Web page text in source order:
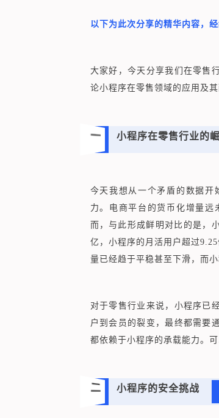
以下为此次分享的精华内容，
大家好，今天分享我们在零售
论小程序在零售领域的应用及
一 小程序在零售行业的
今天我想从一个矛盾的数据开
力。电商平台的货币化增量
而，与此形成鲜明对比的是，
亿，小程序的月活用户超过
量已经趋于平稳甚至下滑，而
对于零售行业来说，小程序已
户到会员的裂变，最终都需要
都依赖于小程序的承载能力。
二 小程序的安全挑战